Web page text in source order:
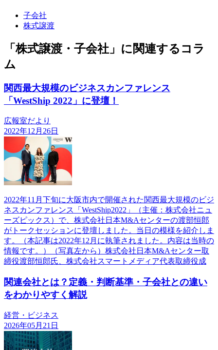
子会社
株式譲渡
「株式譲渡・子会社」に関連するコラ
ム
関西最大規模のビジネスカンファレンス
「WestShip 2022」に登壇！
広報室だより
2022年12月26日
2022年11月下旬に大阪市内で開催された関西最大規模のビジ
ネスカンファレンス「WestShip2022」（主催：株式会社ニュ
ーズピックス）で、株式会社日本M&Aセンターの渡部恒郎
がトークセッションに登壇しました。当日の模様を紹介しま
す。（本記事は2022年12月に執筆されました。内容は当時の
情報です。）（写真左から）株式会社日本M&Aセンター取
締役渡部恒郎氏、株式会社スマートメディア代表取締役成
関連会社とは？定義・判断基準・子会社との違い
をわかりやすく解説
経営・ビジネス
2026年05月21日